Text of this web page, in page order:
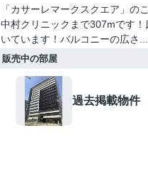
「カサーレマークスクエア」の
中村クリニックまで307mです
いています！バルコニーの広さ...
販売中の部屋
過去掲載物件